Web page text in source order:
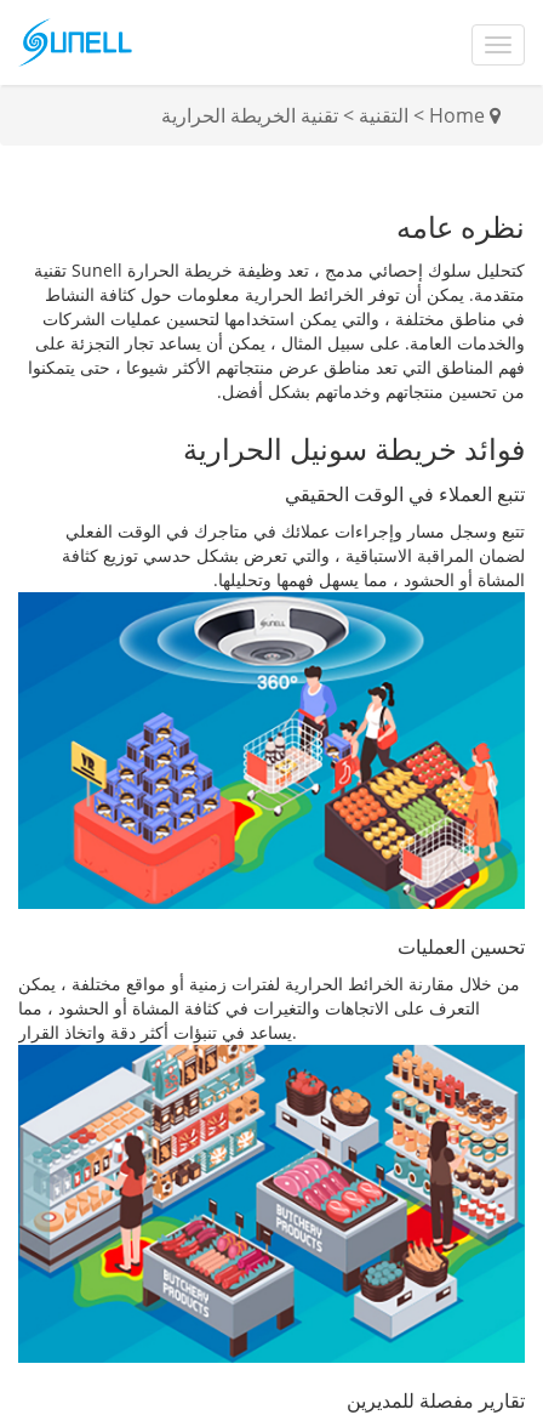
Home
> التقنية > تقنية الخريطة الحرارية
نظره عامه
كتحليل سلوك إحصائي مدمج ، تعد وظيفة خريطة الحرارة Sunell تقنية
متقدمة. يمكن أن توفر الخرائط الحرارية معلومات حول كثافة النشاط
في مناطق مختلفة ، والتي يمكن استخدامها لتحسين عمليات الشركات
والخدمات العامة. على سبيل المثال ، يمكن أن يساعد تجار التجزئة على
فهم المناطق التي تعد مناطق عرض منتجاتهم الأكثر شيوعا ، حتى يتمكنوا
من تحسين منتجاتهم وخدماتهم بشكل أفضل.
فوائد خريطة سونيل الحرارية
تتبع العملاء في الوقت الحقيقي
تتبع وسجل مسار وإجراءات عملائك في متاجرك في الوقت الفعلي
لضمان المراقبة الاستباقية ، والتي تعرض بشكل حدسي توزيع كثافة
المشاة أو الحشود ، مما يسهل فهمها وتحليلها.
تحسين العمليات
من خلال مقارنة الخرائط الحرارية لفترات زمنية أو مواقع مختلفة ، يمكن
التعرف على الاتجاهات والتغيرات في كثافة المشاة أو الحشود ، مما
يساعد في تنبؤات أكثر دقة واتخاذ القرار.
تقارير مفصلة للمديرين